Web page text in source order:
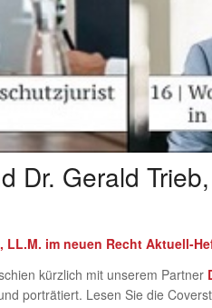
Dr. Gerald
LL.M. im neuen Recht Aktuell-
kürzlich mit unserem Partner
porträtiert. Lesen Sie die